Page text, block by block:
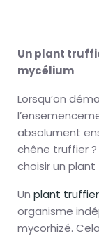
Un plant
mycélium
Lorsqu’on
absolument
chêne truffier
choisir un
Un plant truffier
organisme
mycorhizé.